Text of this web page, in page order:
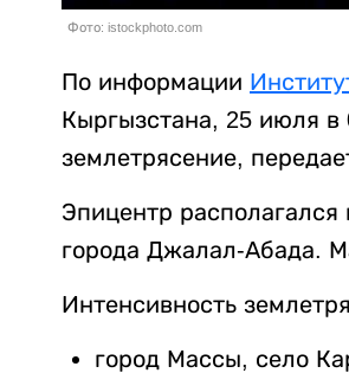
Фото: istockphoto.com
По информации
Кыргызстана, 25 июля в
землетрясение,
Эпицентр
города Джалал-Абада.
Интенсивность
город Массы, село